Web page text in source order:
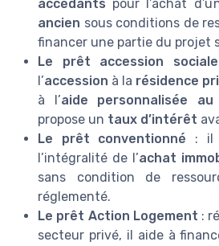
accédants pour l’achat
ancien sous conditions de
financer une partie du projet
Le prêt accession
l’accession à la résidence
à l’aide personnalisée au
propose un taux d’intérêt
Le prêt conventionné : il
l’intégralité de l’achat
sans condition de
réglementé.
Le prêt Action Logement :
secteur privé, il aide à